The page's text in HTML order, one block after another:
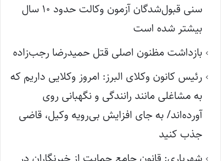
سنی قبول‌شدگان آزمون وکالت حدود ۱۰ سال
بیشتر شده است
بازداشت مظنون اصلی قتل حمیدرضا رجب‌زاده
رئیس کانون وکلای البرز: امروز وکلایی داریم که
به مشاغلی مانند رانندگی و نگهبانی روی
آورده‌اند/ به جای افزایش بی‌رویه وکیل، قاضی
جذب کنید